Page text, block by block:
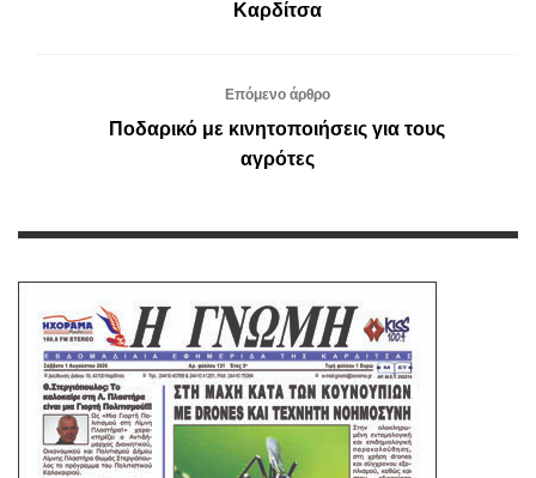
Καρδίτσα
Επόμενο άρθρο
Ποδαρικό με κινητοποιήσεις για τους
αγρότες